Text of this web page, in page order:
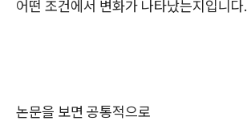
어떤 조건에서 변화가 나타났는지입니다.
논문을 보면 공통적으로